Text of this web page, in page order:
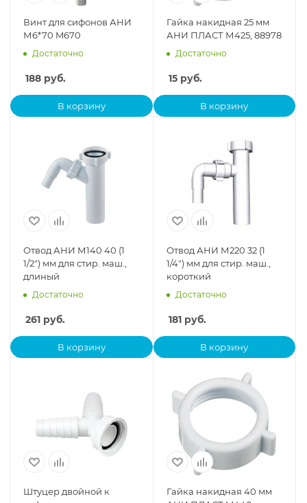
Винт для сифонов АНИ
М6*70 M670
Достаточно
188 руб.
В корзину
Гайка накидная 25 мм
АНИ ПЛАСТ М425, 88978
Достаточно
15руб.
В корзину
Отвод АНИ М140 40 (1
1/2") мм для стир. маш.,
длиный
Достаточно
261 руб.
В корзину
Отвод АНИ М220 32 (1
1/4") мм для стир. маш.,
короткий
Достаточно
181руб.
В корзину
Штуцер двойной к
Гайка накидная 40 мм